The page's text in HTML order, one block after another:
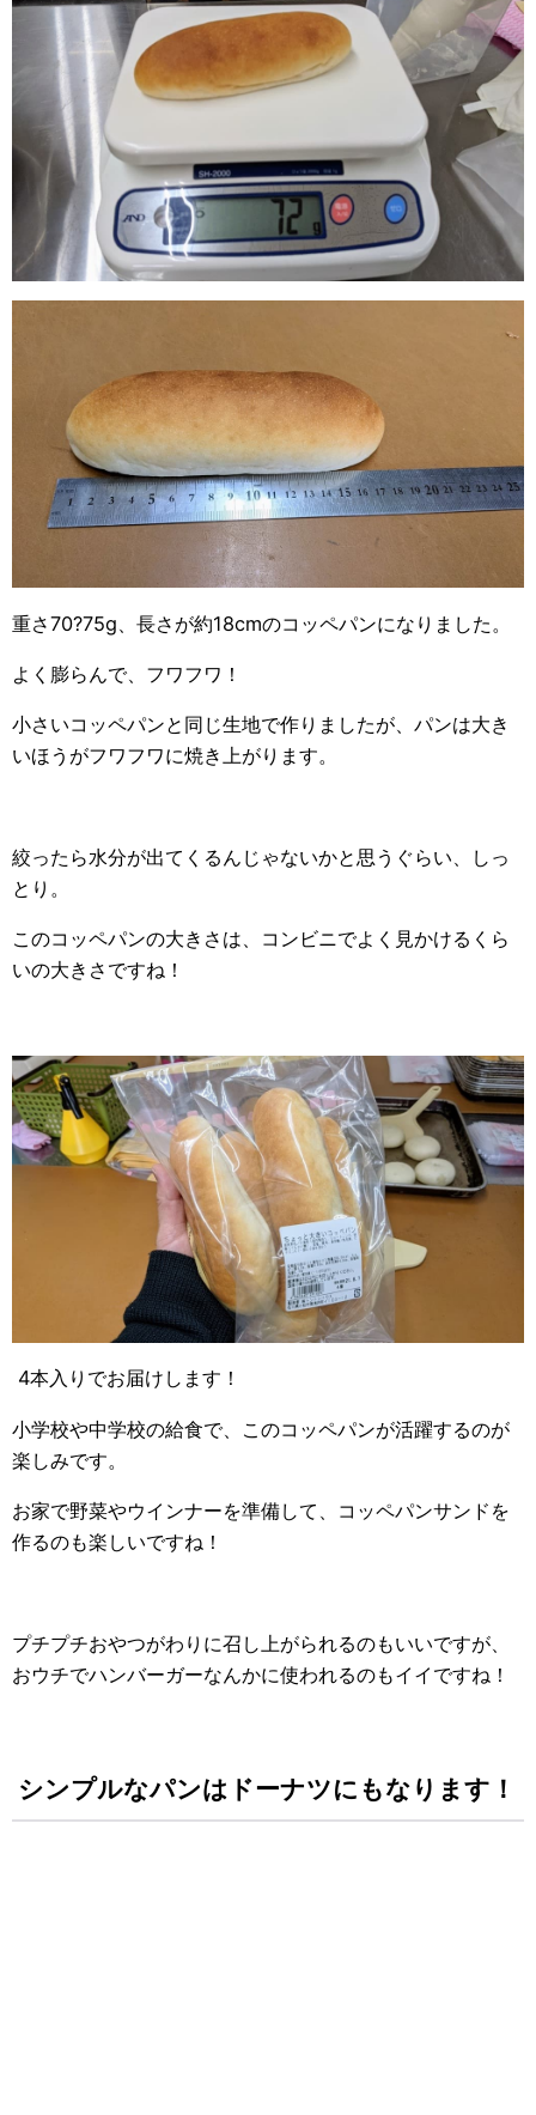
重さ70?75g、長さが約18cmのコッペパンになりました。
よく膨らんで、フワフワ！
小さいコッペパンと同じ生地で作りましたが、パンは大き
いほうがフワフワに焼き上がります。
絞ったら水分が出てくるんじゃないかと思うぐらい、しっ
とり。
このコッペパンの大きさは、コンビニでよく見かけるくら
いの大きさですね！
4本入りでお届けします！
小学校や中学校の給食で、このコッペパンが活躍するのが
楽しみです。
お家で野菜やウインナーを準備して、コッペパンサンドを
作るのも楽しいですね！
プチプチおやつがわりに召し上がられるのもいいですが、
おウチでハンバーガーなんかに使われるのもイイですね！
シンプルなパンはドーナツにもなります！